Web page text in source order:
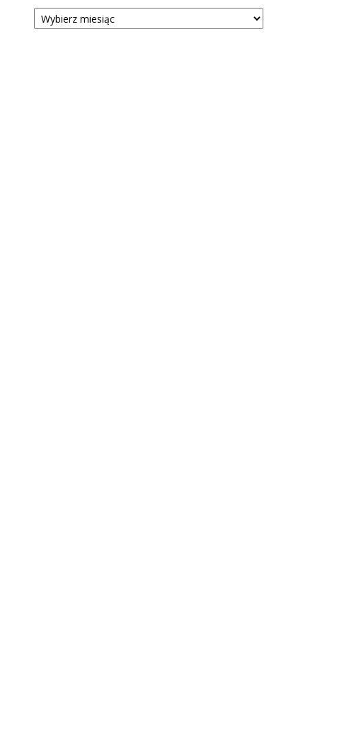
ARCHIWUM
NUMERÓW